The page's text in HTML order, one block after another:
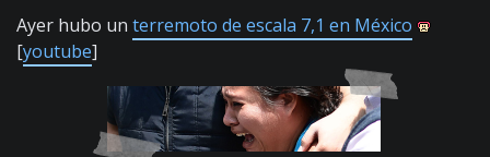
Ayer hubo un terremoto de escala 7,1 en México
[youtube]